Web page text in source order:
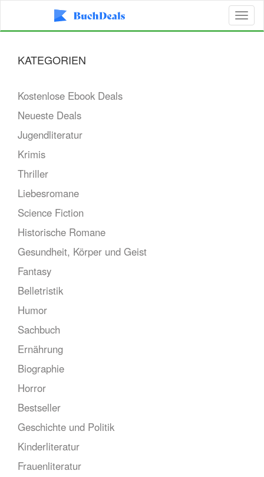
KATEGORIEN
Kostenlose Ebook Deals
Neueste Deals
Jugendliteratur
Krimis
Thriller
Liebesromane
Science Fiction
Historische Romane
Gesundheit, Körper und Geist
Fantasy
Belletristik
Humor
Sachbuch
Ernährung
Biographie
Horror
Bestseller
Geschichte und Politik
Kinderliteratur
Frauenliteratur